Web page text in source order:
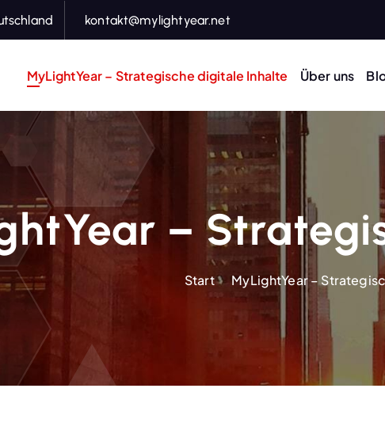
kontakt@mylightyear.net
MyLightYear – Strategische digitale Inhalte Über uns
–
Start MyLightYear –